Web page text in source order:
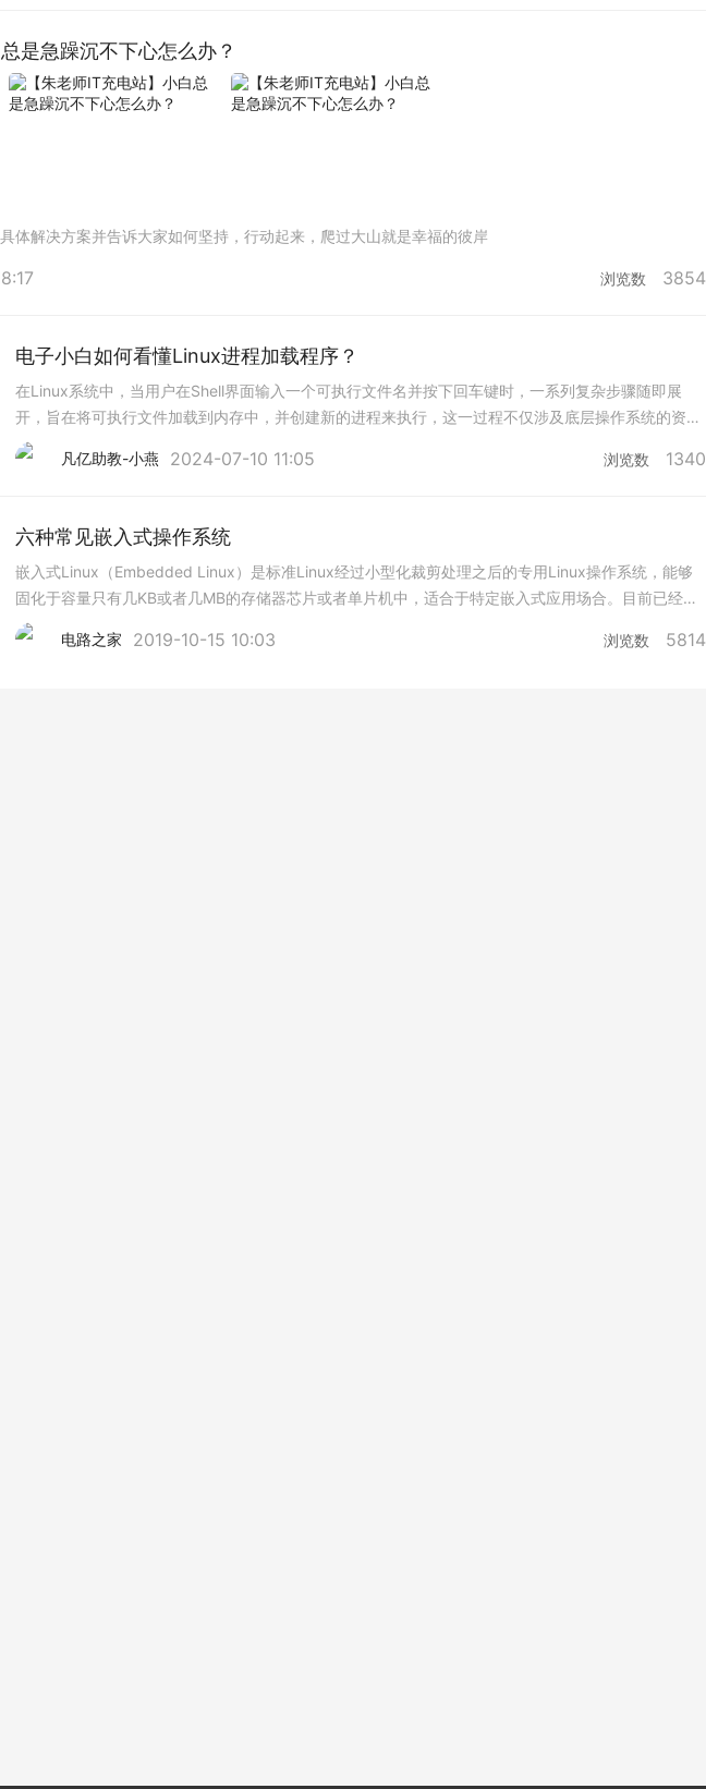
是急躁沉不下心怎么办？
体解决方案并告诉大家如何坚持，行动起来，爬过大山就是幸福的彼岸
浏览数 3854
电子小白如何看懂Linux进程加载程序？
在Linux系统中，当用户在Shell界面输入一个可执行文件名并按下回车键时，一系列复杂步骤随即展
开，旨在将可执行文件加载到内存中，并创建新的进程来执行，这一过程不仅涉及底层操作系统的资源
管理，还体现了现代操作系统的多任务处理和内存管理机制
凡亿助教-小燕
2024-07-10 11:05 浏览数 1340
六种常见嵌入式操作系统
嵌入式Linux（Embedded Linux）是标准Linux经过小型化裁剪处理之后的专用Linux操作系统，能够
固化于容量只有几KB或者几MB的存储器芯片或者单片机中，适合于特定嵌入式应用场合。目前已经开
发成功的嵌入式系统中，大约一半的系统使用嵌入式Linux。 这与它的父辈 — Linux自身的优良特性是
分不开的。 首先，Linux系统具有鲜明的层次结构且内核完全开放。Linux由
电路之家 2019-10-15 10:03 浏览数 5814